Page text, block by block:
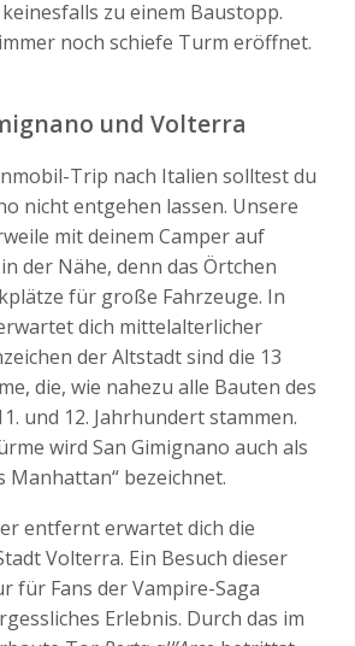
zu einem Baustopp.
noch schiefe Turm eröffnet.
und Volterra
Trip nach Italien solltest du
nicht entgehen lassen. Unsere
mit deinem Camper auf
der Nähe, denn das Örtchen
für große Fahrzeuge. In
dich mittelalterlicher
der Altstadt sind die 13
die, wie nahezu alle Bauten des
und 12. Jahrhundert stammen.
wird San Gimignano auch als
Manhattan“ bezeichnet.
entfernt erwartet dich die
Volterra. Ein Besuch dieser
für Fans der Vampire-Saga
Erlebnis. Durch das im